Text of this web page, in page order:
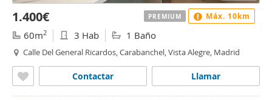
1.400€
60m2 3 Hab 1 Baño
Calle Del General Ricardos, Carabanchel, Vista Alegre, Madrid
Llamar
Contactar
PREMIUM Máx. 10km